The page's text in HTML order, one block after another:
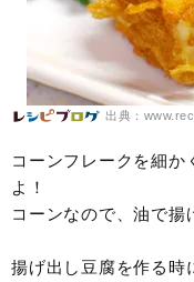
出典：
コーンフレークを細か
よ！
コーンなので、油で
揚げ出し豆腐を作る時